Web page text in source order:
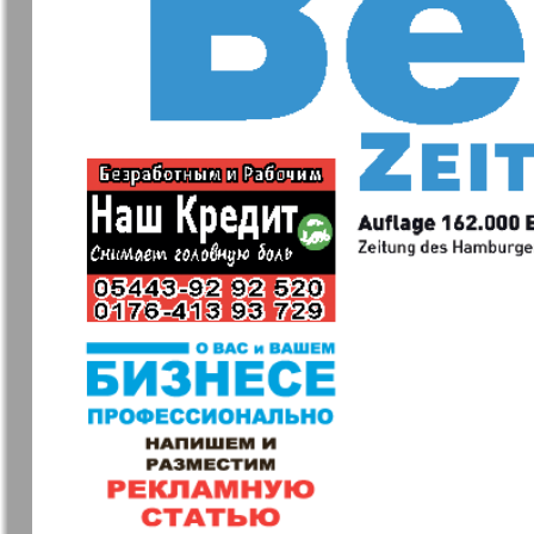
1
13
19
планета мнений
МК-
Новые Земляки
Партнер
Архив необновляющихся на сайте изданий